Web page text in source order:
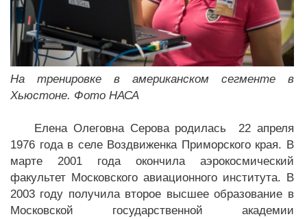
На тренировке в американском сегменте в
Хьюстоне. Фото НАСА
Елена Олеговна Серова родилась 22 апреля
1976 года в селе Воздвиженка Приморского края. В
марте 2001 года окончила аэрокосмический
факультет Московского авиационного института. В
2003 году получила второе высшее образование в
Московской государственной академии